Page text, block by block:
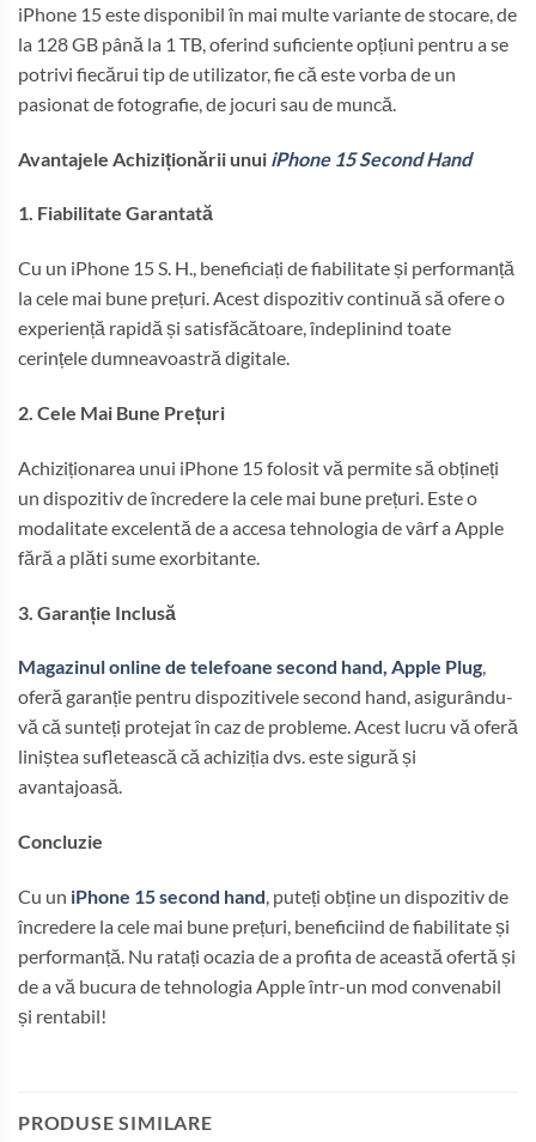
iPhone 15 este disponibil în mai multe variante de stocare, de
la 128 GB până la 1 TB, oferind suficiente opțiuni pentru a se
potrivi fiecărui tip de utilizator, fie că este vorba de un
pasionat de fotografie, de jocuri sau de muncă.
Avantajele Achiziționării unui iPhone 15 Second Hand
1. Fiabilitate Garantată
Cu un iPhone 15 S. H., beneficiați de fiabilitate și performanță
la cele mai bune prețuri. Acest dispozitiv continuă să ofere o
experiență rapidă și satisfăcătoare, îndeplinind toate
cerințele dumneavoastră digitale.
2. Cele Mai Bune Prețuri
Achiziționarea unui iPhone 15 folosit vă permite să obțineți
un dispozitiv de încredere la cele mai bune prețuri. Este o
modalitate excelentă de a accesa tehnologia de vârf a Apple
fără a plăti sume exorbitante.
3. Garanție Inclusă
Magazinul online de telefoane second hand, Apple Plug,
oferă garanție pentru dispozitivele second hand, asigurându-
vă că sunteți protejat în caz de probleme. Acest lucru vă oferă
liniștea sufletească că achiziția dvs. este sigură și
avantajoasă.
Concluzie
Cu un iPhone 15 second hand, puteți obține un dispozitiv de
încredere la cele mai bune prețuri, beneficiind de fiabilitate și
performanță. Nu ratați ocazia de a profita de această ofertă și
de a vă bucura de tehnologia Apple într-un mod convenabil
și rentabil!
PRODUSE SIMILARE